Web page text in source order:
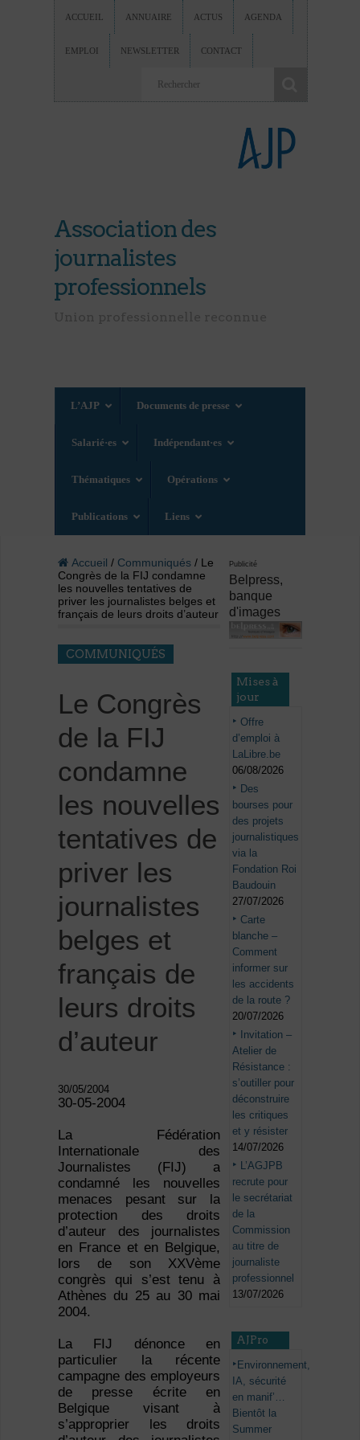
ACCUEIL ANNUAIRE ACTUS AGENDA
EMPLOI NEWSLETTER CONTACT
Association des
journalistes
professionnels
L’AJP Documents de presse
Salarié·es Indépendant·es
Thématiques Opérations
Publications Liens
Accueil / Communiqués/ Le
Congrès de la FIJ condamne
les nouvelles tentatives de
priver les journalistes belges et
français de leurs droits d’auteur
COMMUNIQUÉS
Le Congrès
de la FIJ
condamne
les nouvelles
tentatives de
priver les
journalistes
belges et
français de
leurs droits
d’auteur
30/05/2004
30-05-2004
La Fédération
Internationale des
Journalistes (FIJ) a
condamné les nouvelles
menaces pesant sur la
protection des droits
d’auteur des journalistes
en France et en Belgique,
lors de son XXVème
congrès qui s’est tenu à
Athènes du 25 au 30 mai
2004.
La FIJ dénonce en
particulier la récente
campagne des employeurs
de presse écrite en
Belgique visant à
s’approprier les droits
Publicité
Belpress,
banque
d'images
Mises à
jour
Offre
d’emploi à
LaLibre.be
06/08/2026
Des
bourses pour
des projets
journalistiques
via la
Fondation Roi
Baudouin
27/07/2026
Carte
blanche –
Comment
informer sur
les accidents
de la route ?
20/07/2026
Invitation –
Atelier de
Résistance :
s’outiller pour
déconstruire
les critiques
et y résister
14/07/2026
L’AGJPB
recrute pour
le secrétariat
de la
Commission
au titre de
journaliste
professionnel
13/07/2026
AJPro
Environnement,
IA, sécurité
en manif’…
Bientôt la
Summer